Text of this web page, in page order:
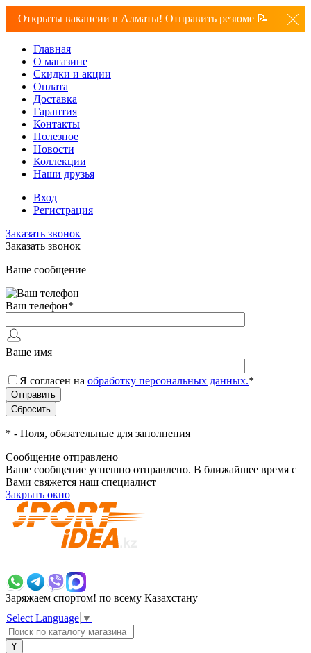
Открыты вакансии в Алматы! Отправить резюме 📝
Главная
О магазине
Скидки и акции
Оплата
Доставка
Гарантия
Контакты
Полезное
Новости
Коллекции
Наши друзья
Вход
Регистрация
Заказать звонок
Заказать звонок
Ваше сообщение
Ваш телефон*
Ваше имя
Я согласен на обработку персональных данных.*
* - Поля, обязательные для заполнения
Сообщение отправлено
Ваше сообщение успешно отправлено. В ближайшее время с
Вами свяжется наш специалист
Закрыть окно
Заряжаем спортом! по всему Казахстану
Select Language ▼